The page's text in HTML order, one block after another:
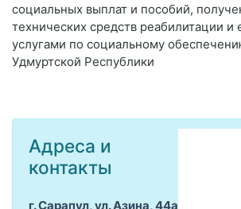
социальных выплат и пособий,
технических средств реабилитации
услугами по социальному
Удмуртской Республики
Адреса и
контакты
г. Сарапул, ул. Азина, 44а